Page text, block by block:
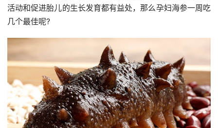
活动和促进胎儿的生长发育都有益处，那么孕妇海参一周吃
几个最佳呢?